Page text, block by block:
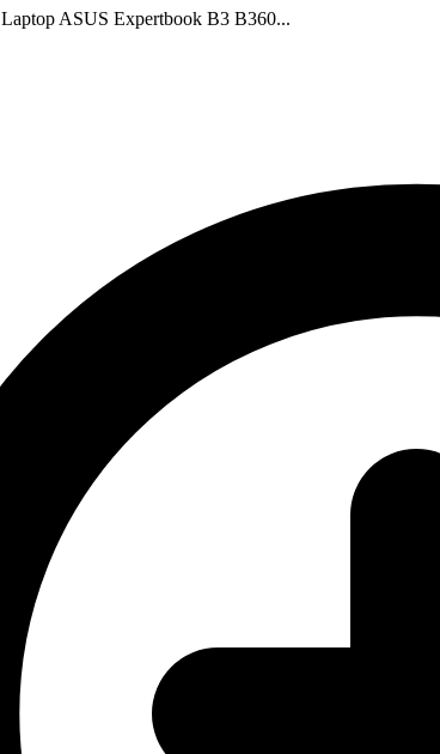
Laptop ASUS Expertbook B3 B360...